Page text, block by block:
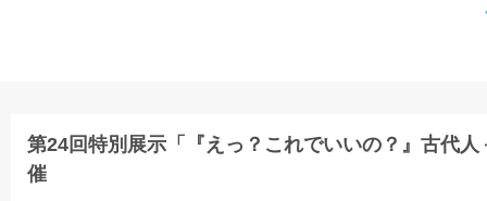
第24回特別展示「『えっ？これでいいの？』古代
催